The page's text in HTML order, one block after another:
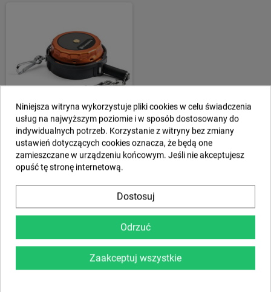
Taśma miernicza
338,89 zł
SZCZEGÓŁY
Niniejsza witryna wykorzystuje pliki cookies w celu świadczenia
usług na najwyższym poziomie i w sposób dostosowany do
indywidualnych potrzeb. Korzystanie z witryny bez zmiany
ustawień dotyczących cookies oznacza, że będą one
zamieszczane w urządzeniu końcowym. Jeśli nie akceptujesz
opuść tę stronę internetową.
Dostosuj
Odrzuć
Zaakceptuj wszystkie